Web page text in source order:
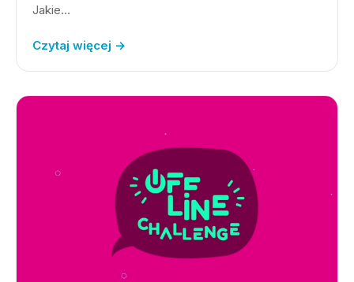
Jakie…
Czytaj więcej →